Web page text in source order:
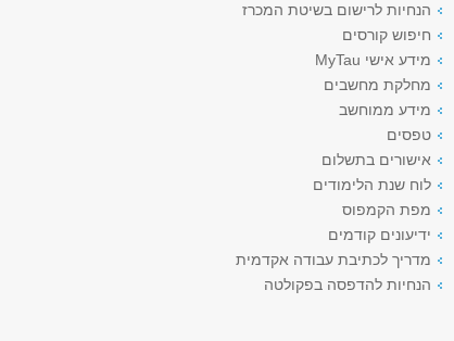
הנחיות לרישום בשיטת המכרז
חיפוש קורסים
מידע אישי MyTau
מחלקת מחשבים
מידע ממוחשב
טפסים
אישורים בתשלום
לוח שנת הלימודים
מפת הקמפוס
ידיעונים קודמים
מדריך לכתיבת עבודה אקדמית
הנחיות להדפסה בפקולטה